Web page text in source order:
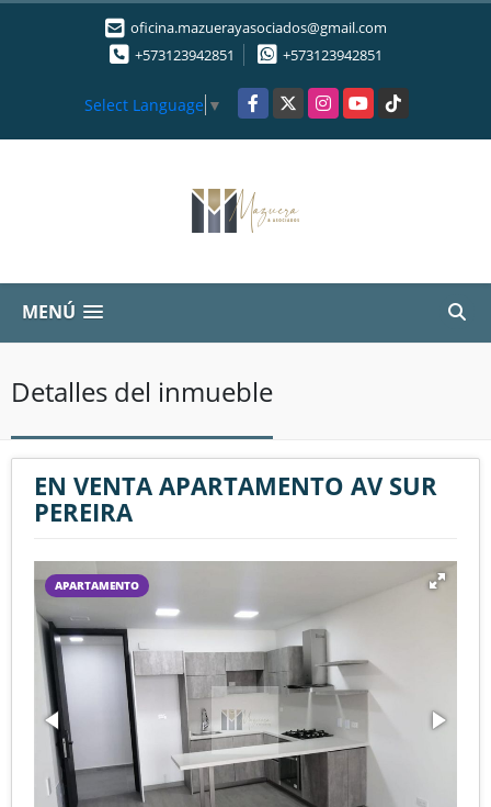
oficina.mazuerayasociados@gmail.com
+573123942851
+573123942851
Select Language ▼ Facebook
X InstagramYouTubeTikTok
MENÚ
Detalles del inmueble
EN VENTA APARTAMENTO AV SUR
PEREIRA
APARTAMENTO